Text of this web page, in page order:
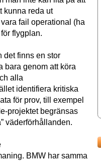
kunna reda ut
fail operational (ha
flygplan.
det finns en stor
bara genom att köra
alla
identifiera kritiska
för prov, till exempel
projektet begränsas
väderförhållanden.
BMW har samma